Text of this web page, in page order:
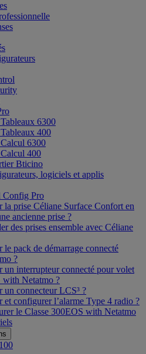
6300
400
6300
400
Bticino
logiciels et applis
Config Pro
la prise Céliane Surface Confort en
ancienne prise ?
des prises ensemble avec Céliane
le pack de démarrage connecté
?
un interrupteur connecté pour volet
Netatmo ?
un connecteur LCS³ ?
et configurer l’alarme Type 4 radio ?
le Classe 300EOS with Netatmo